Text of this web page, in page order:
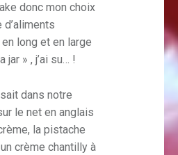
donc mon choix
long et en large
» , j’ai su… !
dans notre
le net en anglais
la pistache
crème chantilly à